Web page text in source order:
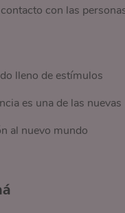
con las
lleno de estímulos
es una de las nuevas
al nuevo mundo